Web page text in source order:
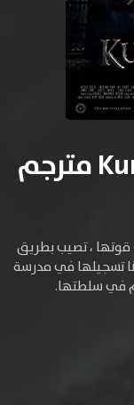
قوتها ، تصيب بطريق
تسجيلها في مدرسة
في سلطتها.